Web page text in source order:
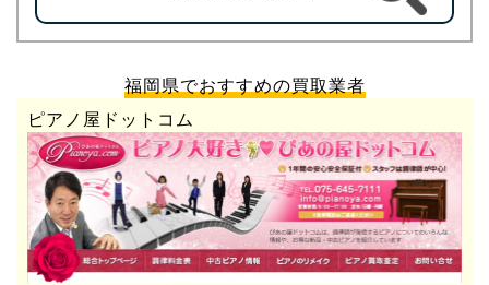
福岡県でおすすめの買取業者
ピアノ屋ドットコム